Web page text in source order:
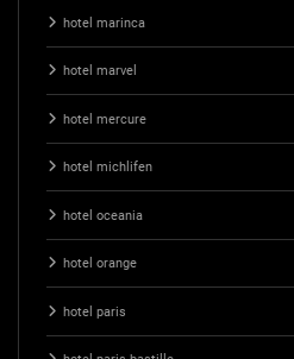
hotel marinca
hotel marvel
hotel mercure
hotel michlifen
hotel oceania
hotel orange
hotel paris